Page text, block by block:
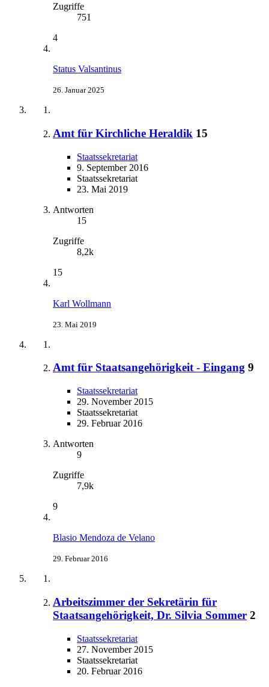
Zugriffe
751
4
Status Valsantinus
26. Januar 2025
Amt für Kirchliche Heraldik 15
Staatssekretariat
9. September 2016
Staatssekretariat
23. Mai 2019
Antworten
15
Zugriffe
8,2k
15
Karl Wollmann
23. Mai 2019
Amt für Staatsangehörigkeit - Eingang 9
Staatssekretariat
29. November 2015
Staatssekretariat
29. Februar 2016
Antworten
9
Zugriffe
7,9k
9
Blasio Mendoza de Velano
29. Februar 2016
Arbeitszimmer der Sekretärin für
Staatsangehörigkeit, Dr. Silvia Sommer 2
Staatssekretariat
27. November 2015
Staatssekretariat
20. Februar 2016